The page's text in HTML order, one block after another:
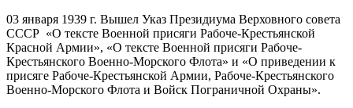
03 января 1939 г. Вышел Указ Президиума Верховного совета
СССР «О тексте Военной присяги Рабоче-Крестьянской
Красной Армии», «О тексте Военной присяги Рабоче-
Крестьянского Военно-Морского Флота» и «О приведении к
присяге Рабоче-Крестьянской Армии, Рабоче-Крестьянского
Военно-Морского Флота и Войск Пограничной Охраны».